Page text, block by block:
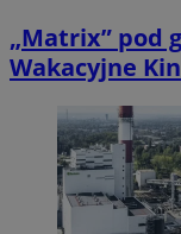
„Matrix” pod
Wakacyjne